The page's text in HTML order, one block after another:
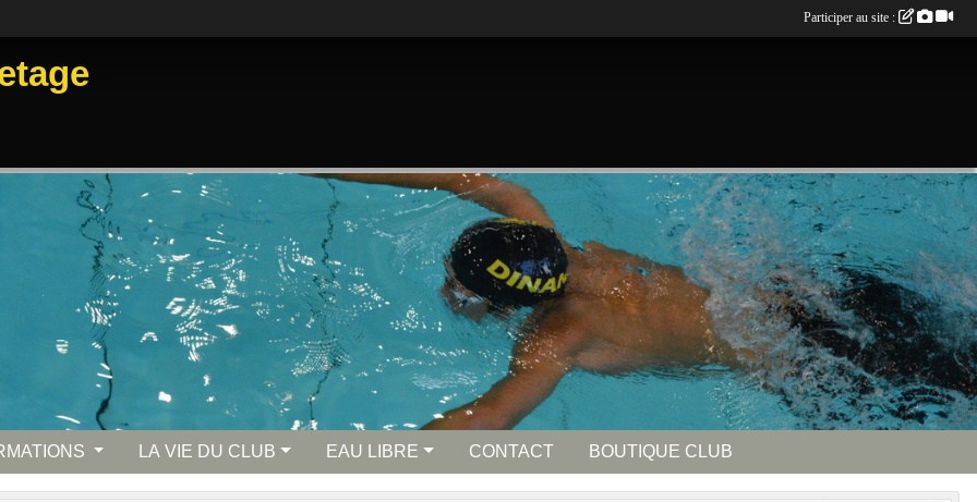
LA VIE DU CLUB EAU LIBRE CONTACT BOUTIQUE CLUB
Participer au site :